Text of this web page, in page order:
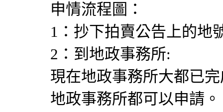
申情流程圖：
1：抄下拍賣公告上的地
2：到地政事務所:
現在地政事務所大都已
地政事務所都可以申請。